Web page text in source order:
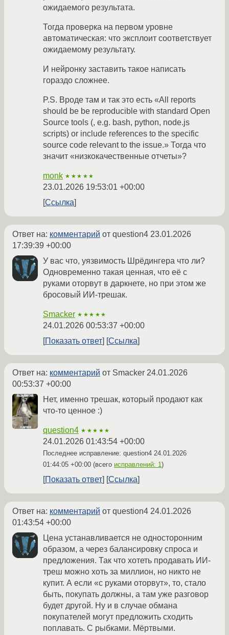
ожидаемого результата.
Тогда проверка на первом уровне
автоматическая: что эксплоит соответствует
ожидаемому результату.
И нейронку заставить такое написать
гораздо сложнее.
P.S. Вроде там и так это есть «All reports
should be be reproducible with standard Open
Source tools (, e.g. bash, python, node.js
scripts) or include references to the specific
source code relevant to the issue.» Тогда что
значит «низкокачественные отчеты»?
monk ★★★★★
23.01.2026 19:53:01 +00:00
Ссылка
Ответ на: комментарий от question4 23.01.2026
17:39:39 +00:00
У вас что, уязвимость Шрёдингера что ли?
Одновременно такая ценная, что её с
руками оторвут в даркнете, но при этом же
бросовый ИИ-трешак.
Smacker ★★★★★
24.01.2026 00:53:37 +00:00
Показать ответ
Ссылка
Ответ на: комментарий от Smacker 24.01.2026
00:53:37 +00:00
Нет, именно трешак, который продают как
что-то ценное :)
question4 ★★★★★
24.01.2026 01:43:54 +00:00
Последнее исправление: question4 24.01.2026
01:44:05 +00:00 (всего исправлений: 1 )
Показать ответ Ссылка
Ответ на: комментарий от question4 24.01.2026
01:43:54 +00:00
Цена устанавливается не односторонним
образом, а через балансировку спроса и
предложения. Так что хотеть продавать ИИ-
треш можно хоть за миллион, но никто не
купит. А если «с руками оторвут», то, стало
быть, покупать должны, а там уже разговор
будет другой. Ну и в случае обмана
покупателей могут предложить сходить
поплавать. С рыбками. Мёртвыми.